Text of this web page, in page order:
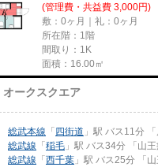
(管理費・共益費 3,000円)
敷：0ヶ月｜礼：0ヶ月
所在階：1階
間取り：1K
面積：16.00㎡
オークスクエア
総武本線 「四街道 」駅 バス11分
総武線 「稲毛 」駅 バス34分 「山
総武線 「西千葉 」駅 バス25分 「